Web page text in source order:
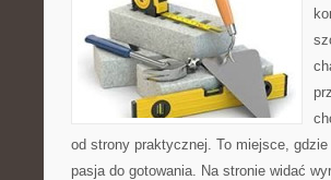
od strony praktycznej. To miejsce,
pasja do gotowania. Na stronie widać